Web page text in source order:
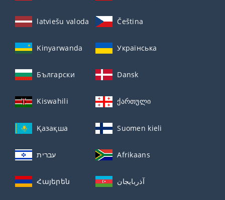
latviešu valoda Čeština
Kinyarwanda Українська
Български Dansk
Kiswahili ქართული
Қазақша Suomen kieli
עברית Afrikaans
Հայերեն آذربايجان